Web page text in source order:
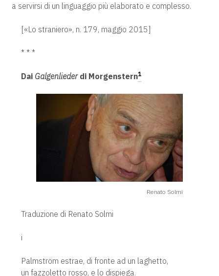
a servirsi di un linguaggio più elaborato e complesso.
[«Lo straniero», n. 179, maggio 2015]
* * *
Dai Galgenliederdi Morgenstern1
Renato Solmi
Traduzione di Renato Solmi
i
Palmström estrae, di fronte ad un laghetto,
un fazzoletto rosso, e lo dispiega.